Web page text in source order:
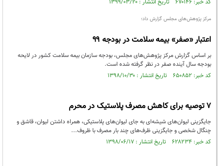
کد خبر: ۶۷۰۱۴۶ تاریخ انتشار : ۱۳۹۹/۰۳/۲۰
مرکز پژوهش‌های مجلس گزارش داد؛
اعتبار «صفر» بیمه سلامت در بودجه ۹۹
بر اساس گزارش مرکز پژوهش‌های مجلس، بودجه سازمان بیمه سلامت کشور در لایحه
بودجه سال آینده صفر در نظر گرفته شده است.
کد خبر: ۶۵۰۸۵۲ تاریخ انتشار : ۱۳۹۸/۱۰/۳۰
۷ توصیه برای کاهش مصرف پلاستیک در محرم
جایگزینی لیوان‌های شیشه‌ای به جای لیوان‌های پلاستیکی، همراه داشتن لیوان، قاشق و
چنگال شخصی و جایگزینی ظرف‌های چند بار مصرف با ظروف...
کد خبر: ۶۲۸۲۳۴ تاریخ انتشار : ۱۳۹۸/۰۶/۱۷